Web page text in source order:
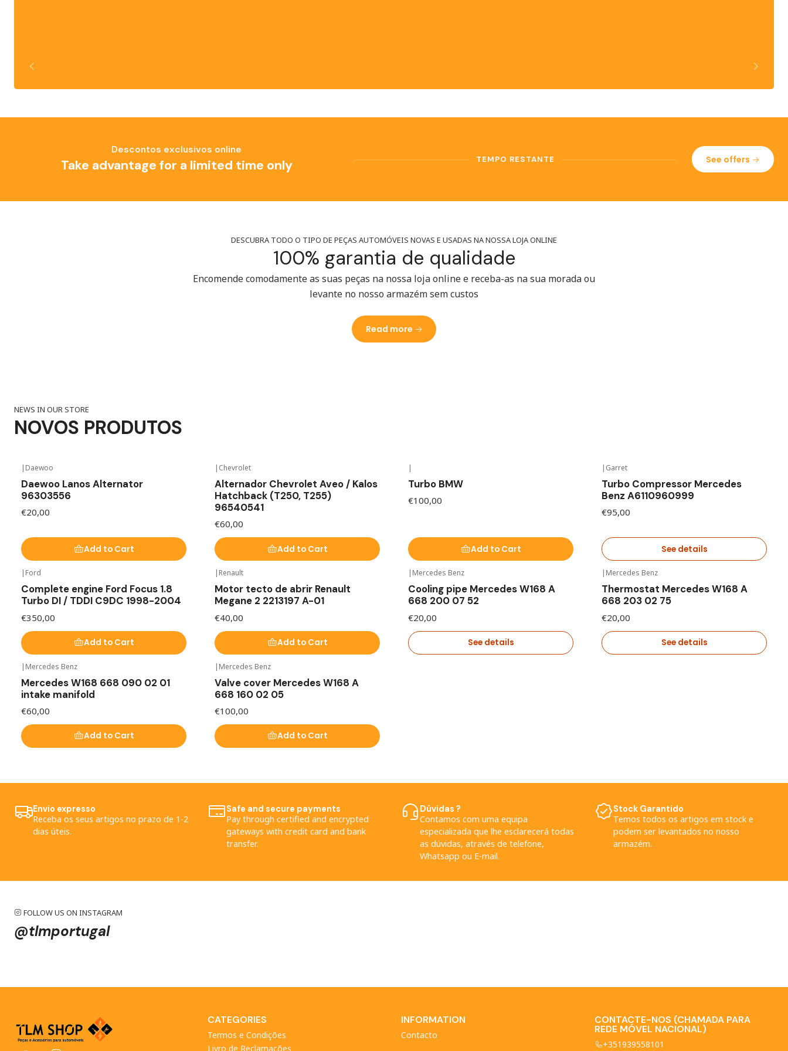
Descontos exclusivos online
Take advantage for a limited time only TEMPO RESTANTE See offers
DESCUBRA TODO O TIPO DE PEÇAS AUTOMÓVEIS NOVAS E USADAS NA NOSSA LOJA ONLINE
100% garantia de qualidade
Encomende comodamente as suas peças na nossa loja online e receba-as na sua morada ou
levante no nosso armazém sem custos
Read more
NEWS IN OUR STORE
NOVOS PRODUTOS
| Daewoo
Daewoo Lanos Alternator
96303556
€20,00
Add to Cart
| Chevrolet
Alternador Chevrolet Aveo / Kalos
Hatchback (T250, T255)
96540541
€60,00
Add to Cart
|
Turbo BMW
€100,00
Add to Cart
| Garret
Turbo Compressor Mercedes
Benz A6110960999
€95,00
See details
| Ford
Complete engine Ford Focus 1.8
Turbo DI / TDDI C9DC 1998-2004
€350,00
Add to Cart
| Renault
Motor tecto de abrir Renault
Megane 2 2213197 A-01
€40,00
Add to Cart
| Mercedes Benz
Cooling pipe Mercedes W168 A
668 200 07 52
€20,00
See details
| Mercedes Benz
Thermostat Mercedes W168 A
668 203 02 75
€20,00
See details
| Mercedes Benz
Mercedes W168 668 090 02 01
intake manifold
€60,00
Add to Cart
| Mercedes Benz
Valve cover Mercedes W168 A
668 160 02 05
€100,00
Add to Cart
Envio expresso
Receba os seus artigos no prazo de 1-2
dias úteis.
Safe and secure payments
Pay through certified and encrypted
gateways with credit card and bank
transfer.
Dúvidas ?
Contamos com uma equipa
especializada que lhe esclarecerá todas
as dúvidas, através de telefone,
Whatsapp ou E-mail.
Stock Garantido
Temos todos os artigos em stock e
podem ser levantados no nosso
armazém.
FOLLOW US ON INSTAGRAM
@tlmportugal
CATEGORIES
Termos e Condições
Livro de Reclamações
INFORMATION
Contacto
CONTACTE-NOS (CHAMADA PARA
REDE MÓVEL NACIONAL)
+351939558101